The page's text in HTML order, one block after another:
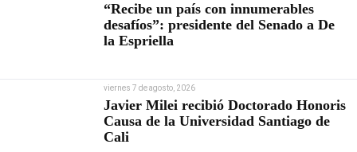
“Recibe un país con innumerables
desafíos”: presidente del Senado a De
la Espriella
viernes 7 de agosto, 2026
Javier Milei recibió Doctorado Honoris
Causa de la Universidad Santiago de
Cali